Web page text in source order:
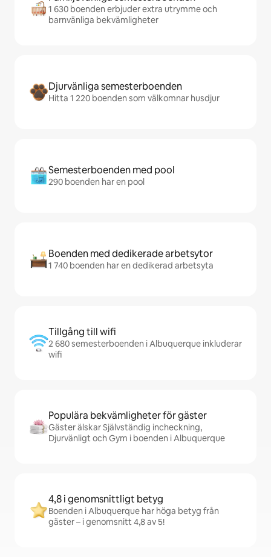
1 630 boenden erbjuder extra utrymme och
barnvänliga bekvämligheter
Djurvänliga semesterboenden
Hitta 1 220 boenden som välkomnar husdjur
Semesterboenden med pool
290 boenden har en pool
Boenden med dedikerade arbetsytor
1 740 boenden har en dedikerad arbetsyta
Tillgång till wifi
2 680 semesterboenden i Albuquerque inkluderar
wifi
Populära bekvämligheter för gäster
Gäster älskar Självständig incheckning,
Djurvänligt och Gym i boenden i Albuquerque
4,8 i genomsnittligt betyg
Boenden i Albuquerque har höga betyg från
gäster – i genomsnitt 4,8 av 5!